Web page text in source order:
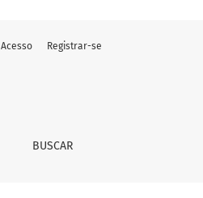
BUSCAR
Acesso Registrar-se